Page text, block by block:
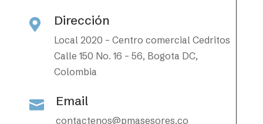
 Dirección
Local 2020 – Centro comercial Cedritos
Calle 150 No. 16 – 56, Bogota DC,
Colombia
 Email
contactenos@pmasesores.co